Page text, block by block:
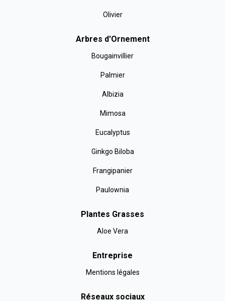
Olivier
Arbres d'Ornement
Bougainvillier
Palmier
Albizia
Mimosa
Eucalyptus
Ginkgo Biloba
Frangipanier
Paulownia
Plantes Grasses
Aloe Vera
Entreprise
Mentions légales
Réseaux sociaux